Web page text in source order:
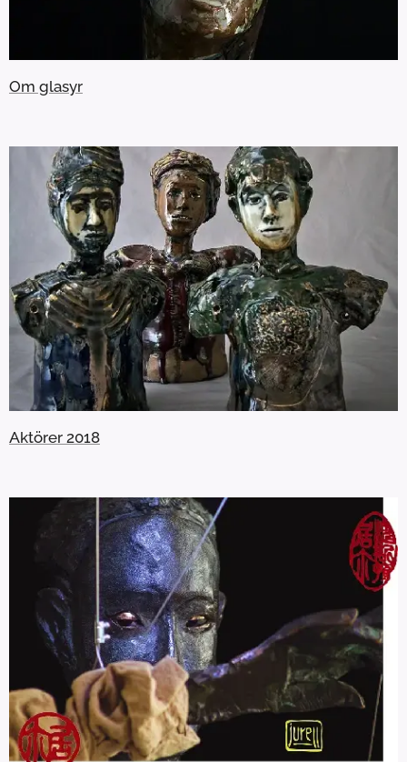
Om glasyr
Aktörer 2018